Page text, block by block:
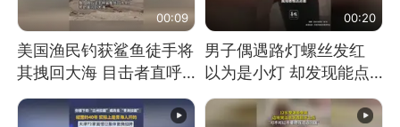
00:09
美国渔民钓获鲨鱼徒手将
其拽回大海 目击者直呼
震惊 （视频来源：参考
消息）
00:20
男子偶遇路灯螺丝发红
以为是小灯 却发现能点
燃香烟 当事人：已报警
处理